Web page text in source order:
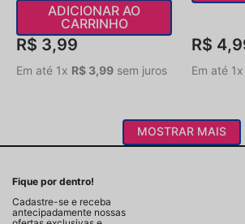
ADICIONAR AO
CARRINHO
R$ 3,99
Em até 1x R$ 3,99 sem juros
R$ 4,
Em até 1x
MOSTRAR MAIS
Fique por dentro!
Cadastre-se e receba
antecipadamente nossas